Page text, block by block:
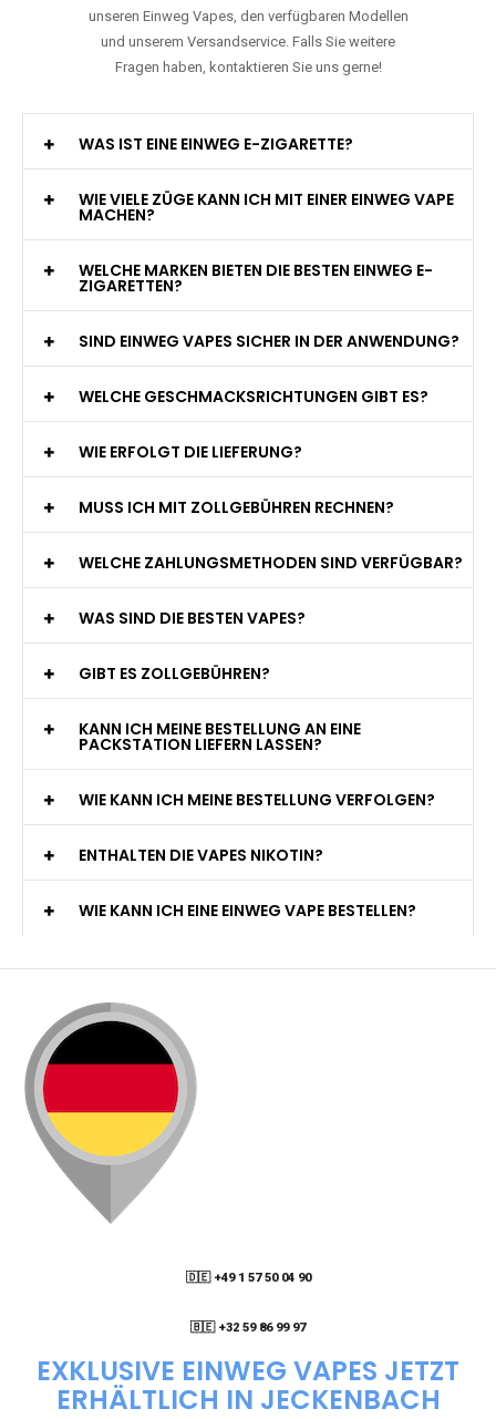
unseren Einweg Vapes, den verfügbaren Modellen
und unserem Versandservice. Falls Sie weitere
Fragen haben, kontaktieren Sie uns gerne!
WAS IST EINE EINWEG E-ZIGARETTE?
WIE VIELE ZÜGE KANN ICH MIT EINER EINWEG VAPE
MACHEN?
WELCHE MARKEN BIETEN DIE BESTEN EINWEG E-
ZIGARETTEN?
SIND EINWEG VAPES SICHER IN DER ANWENDUNG?
WELCHE GESCHMACKSRICHTUNGEN GIBT ES?
WIE ERFOLGT DIE LIEFERUNG?
MUSS ICH MIT ZOLLGEBÜHREN RECHNEN?
WELCHE ZAHLUNGSMETHODEN SIND VERFÜGBAR?
WAS SIND DIE BESTEN VAPES?
GIBT ES ZOLLGEBÜHREN?
KANN ICH MEINE BESTELLUNG AN EINE
PACKSTATION LIEFERN LASSEN?
WIE KANN ICH MEINE BESTELLUNG VERFOLGEN?
ENTHALTEN DIE VAPES NIKOTIN?
WIE KANN ICH EINE EINWEG VAPE BESTELLEN?
🇩🇪 +49 1 57 50 04 90
🇧🇪 +32 59 86 99 97
EXKLUSIVE EINWEG VAPES JETZT
ERHÄLTLICH IN JECKENBACH